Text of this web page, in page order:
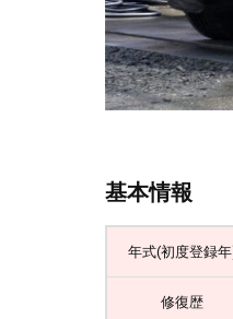
基本情報
年式(初度登録
修復歴